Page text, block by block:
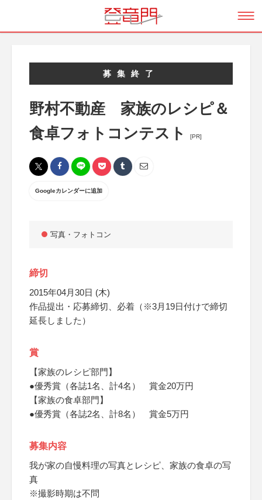
募集終了
野村不動産 家族のレシピ＆
食卓フォトコンテスト
[PR]
Googleカレンダーに追加
写真・フォトコン
締切
2015年04月30日 (木)
作品提出・応募締切、必着（※3月19日付けで締切
延長しました）
賞
【家族のレシピ部門】
●優秀賞（各誌1名、計4名） 賞金20万円
【家族の食卓部門】
●優秀賞（各誌2名、計8名） 賞金5万円
募集内容
我が家の自慢料理の写真とレシピ、家族の食卓の写
真
※撮影時期は不問